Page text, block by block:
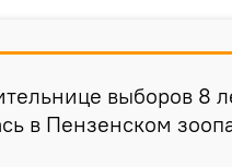
выборов 8
в Пензенском